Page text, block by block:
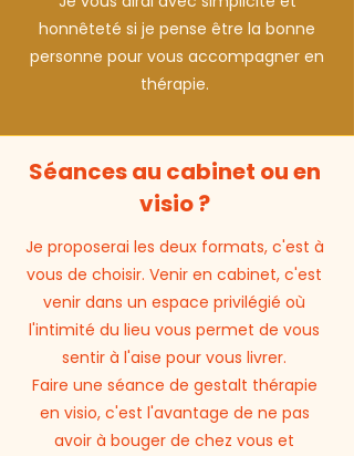
honnêteté si je pense être la bonne
personne pour vous accompagner en
thérapie.
Séances au cabinet ou en
visio ?
Je proposerai les deux formats, c'est à
vous de choisir. Venir en cabinet, c'est
venir dans un espace privilégié où
l'intimité du lieu vous permet de vous
sentir à l'aise pour vous livrer.
Faire une séance de gestalt thérapie
en visio, c'est l'avantage de ne pas
avoir à bouger de chez vous et